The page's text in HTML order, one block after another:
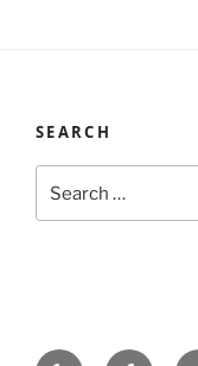
SEARCH
for: